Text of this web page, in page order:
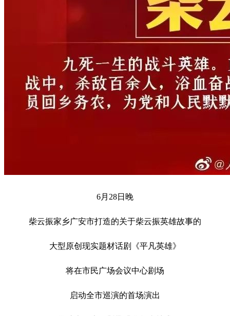
6月28日晚
柴云振家乡广安市打造的关于柴云振英雄故事的
大型原创现实题材话剧《平凡英雄》
将在市民广场会议中心剧场
启动全市巡演的首场演出